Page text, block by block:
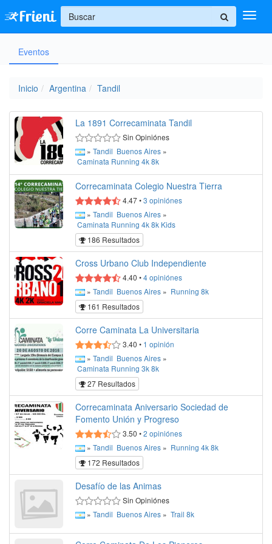
Ingresar
+
Eventos
Inicio Argentina Tandil
La 1891 Correcaminata Tandil
Sin Opiniónes
» Tandil Buenos Aires »
Caminata Running 4k8k
Correcaminata Colegio Nuestra Tierra
4.47•3 opiniónes
» Tandil Buenos Aires »
Caminata Running 4k8k Kids
186 Resultados
Cross Urbano Club Independiente
4.40 •4opiniónes
» Tandil Buenos Aires » Running 8k
161 Resultados
Corre Caminata La Universitaria
3.40 • 1 opinión
» Tandil Buenos Aires »
Caminata Running 3k8k
27 Resultados
Correcaminata Aniversario Sociedad de
Fomento Unión y Progreso
3.50 •2 opiniónes
» Tandil Buenos Aires » Running 4k8k
172 Resultados
Desafío de las Animas
Sin Opiniónes
» Tandil Buenos Aires » Trail 8k